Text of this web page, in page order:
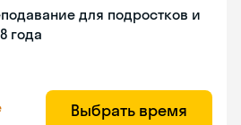
для подростков и
года
Выбрать время